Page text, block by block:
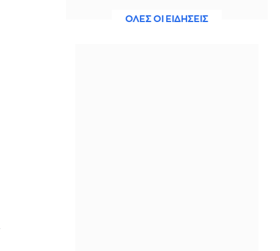
στην περιοχή του Ζούμπιν Πότοκ
ΟΛΕΣ ΟΙ ΕΙΔΗΣΕΙΣ